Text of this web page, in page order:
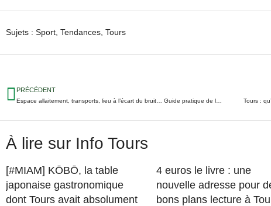
Sujets : Sport Tendances Tours
PRÉCÉDENT
Tours :
À lire sur Info Tours
[#MIAM] KŌBŌ, la table
japonaise gastronomique
dont Tours avait absolument
4 euros le livre : une
nouvelle adresse pour
bons plans lecture à